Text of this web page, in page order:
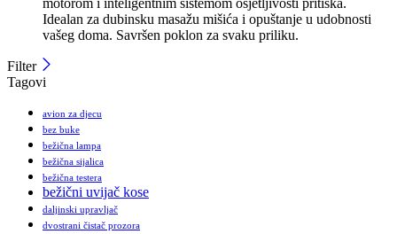
motorom i inteligentnim sistemom osjetljivosti pritiska.
Idealan za dubinsku masažu mišića i opuštanje u udobnosti
vašeg doma. Savršen poklon za svaku priliku.
Filter
Tagovi
avion za djecu
bez buke
bežična lampa
bežična sijalica
bežična testera
bežični uvijač kose
daljinski upravljač
dvostrani čistač prozora